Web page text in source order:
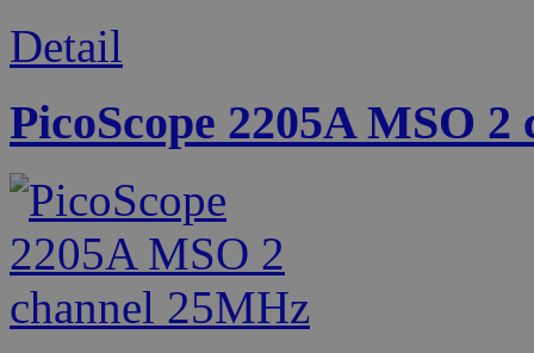
Detail
PicoScope 2205A MSO